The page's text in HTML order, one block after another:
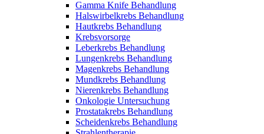
Gamma Knife Behandlung
Halswirbelkrebs Behandlung
Hautkrebs Behandlung
Krebsvorsorge
Leberkrebs Behandlung
Lungenkrebs Behandlung
Magenkrebs Behandlung
Mundkrebs Behandlung
Nierenkrebs Behandlung
Onkologie Untersuchung
Prostatakrebs Behandlung
Scheidenkrebs Behandlung